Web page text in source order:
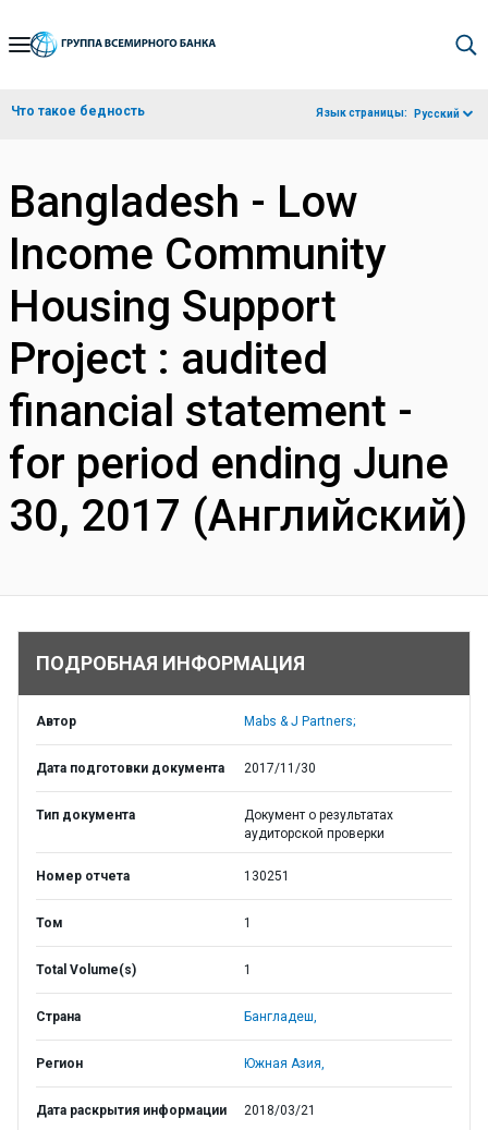
Skip
Navigation
Что такое бедность Язык страницы: Русский
Bangladesh - Low
Income Community
Housing Support
Project : audited
financial statement -
for period ending June
30, 2017 (Английский)
ПОДРОБНАЯ ИНФОРМАЦИЯ
Автор Mabs & J Partners;
Дата подготовки документа 2017/11/30
Тип документа
Документ о результатах
аудиторской проверки
Номер отчета 130251
Том 1
Total Volume(s) 1
Страна Бангладеш,
Регион Южная Азия,
Дата раскрытия информации 2018/03/21